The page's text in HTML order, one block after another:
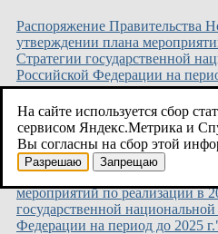
Распоряжение Правительства
утверждении плана
Стратегии государственной
Российской Федерации на
территории Новгородской
12.03.2015
Распоряжение Правительства
15 июля 2013 г. № 1226-р "Об
мероприятий по реализации в
государственной
Федерации на период до 2025
На сайте используется сбор
сервисом Яндекс.Метрика и
Вы согласны на сбор этой
Разрешаю Запрещаю